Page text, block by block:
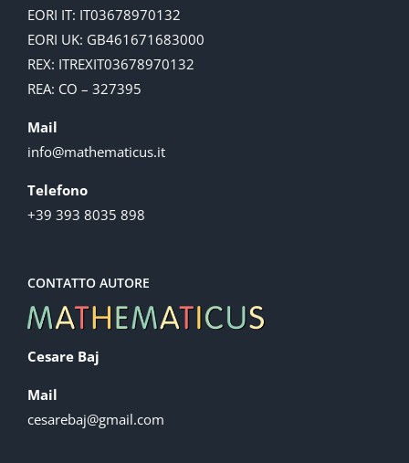
EORI IT: IT03678970132
EORI UK: GB461671683000
REX: ITREXIT03678970132
REA: CO – 327395
Mail
info@mathematicus.it
Telefono
+39 393 8035 898
CONTATTO AUTORE
Cesare Baj
Mail
cesarebaj@gmail.com